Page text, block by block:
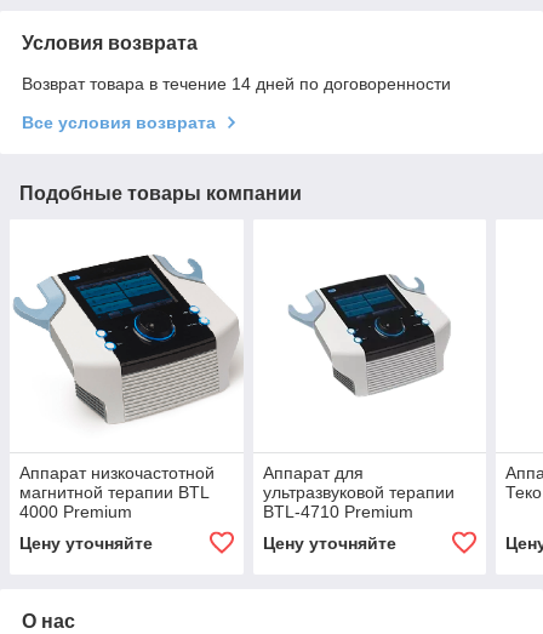
Условия возврата
Возврат товара в течение 14 дней по договоренности
Все условия возврата
Подобные товары компании
Аппарат низкочастотной
магнитной терапии BTL
4000 Premium
Цену уточняйте
Аппарат для
ультразвуковой терапии
BTL‑4710 Premium
Цену уточняйте
О нас